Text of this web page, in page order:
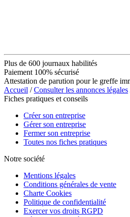
Plus de 600 journaux habilités
Paiement 100% sécurisé
Attestation de parution pour le greffe
Accueil /Consulter les annonces légales
Fiches pratiques et conseils
Créer son entreprise
Gérer son entreprise
Fermer son entreprise
Toutes nos fiches pratiques
Notre société
Mentions légales
Conditions générales de vente
Charte Cookies
Politique de confidentialité
Exercer vos droits RGPD